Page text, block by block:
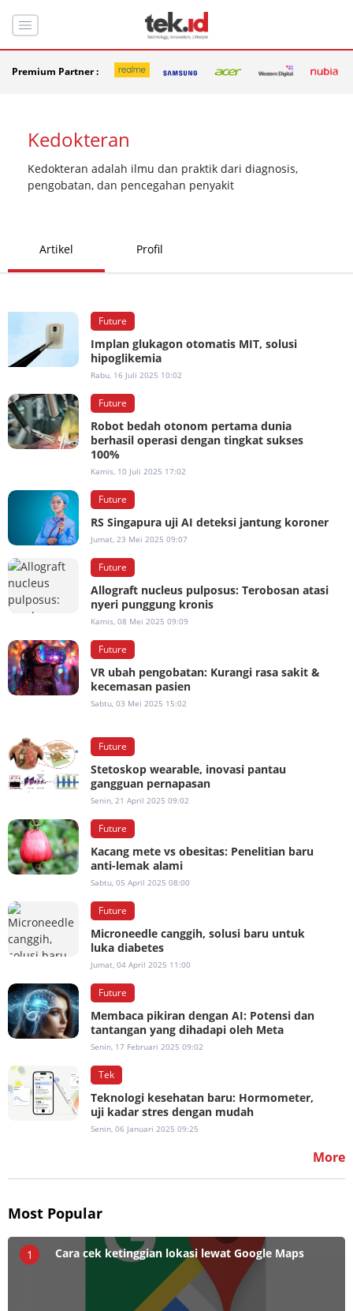
Premium Partner :
Kedokteran
Kedokteran adalah ilmu dan praktik dari diagnosis,
pengobatan, dan pencegahan penyakit
Artikel Profil
Future
Implan glukagon otomatis MIT, solusi
hipoglikemia
Rabu, 16 Juli 2025 10:02
Future
Robot bedah otonom pertama dunia
berhasil operasi dengan tingkat sukses
100%
Kamis, 10 Juli 2025 17:02
Future
RS Singapura uji AI deteksi jantung koroner
Jumat, 23 Mei 2025 09:07
Future
Allograft nucleus pulposus: Terobosan atasi
nyeri punggung kronis
Kamis, 08 Mei 2025 09:09
Future
VR ubah pengobatan: Kurangi rasa sakit &
kecemasan pasien
Sabtu, 03 Mei 2025 15:02
Future
Stetoskop wearable, inovasi pantau
gangguan pernapasan
Senin, 21 April 2025 09:02
Future
Kacang mete vs obesitas: Penelitian baru
anti-lemak alami
Sabtu, 05 April 2025 08:00
Future
Microneedle canggih, solusi baru untuk
luka diabetes
Jumat, 04 April 2025 11:00
Future
Membaca pikiran dengan AI: Potensi dan
tantangan yang dihadapi oleh Meta
Senin, 17 Februari 2025 09:02
Tek
Teknologi kesehatan baru: Hormometer,
uji kadar stres dengan mudah
Senin, 06 Januari 2025 09:25
More
Most Popular
1 Cara cek ketinggian lokasi lewat Google Maps